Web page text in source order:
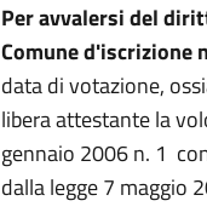
Per avvalersi del
Comune d'iscrizione
data di votazione,
libera attestante la
gennaio 2006 n. 1
dalla legge 7 maggio